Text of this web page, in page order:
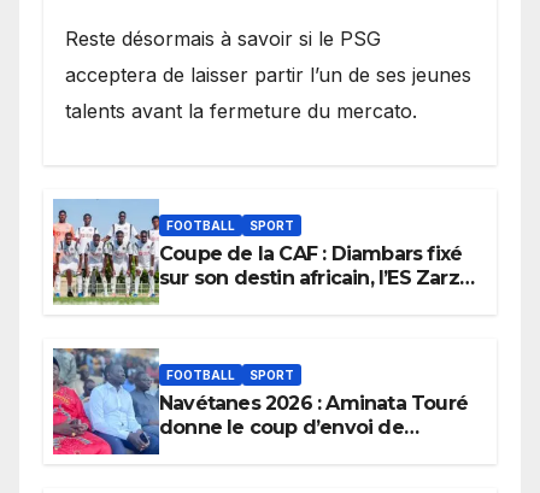
Reste désormais à savoir si le PSG
acceptera de laisser partir l’un de ses jeunes
talents avant la fermeture du mercato.
FOOTBALL SPORT
Coupe de la CAF : Diambars fixé
sur son destin africain, l’ES Zarzis
FOOTBALL SPORT
Navétanes 2026 : Aminata Touré
donne le coup d’envoi de